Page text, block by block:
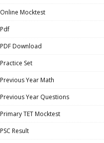
Online Mocktest
Pdf
PDF Download
Practice Set
Previous Year Math
Previous Year Questions
Primary TET Mocktest
PSC Result